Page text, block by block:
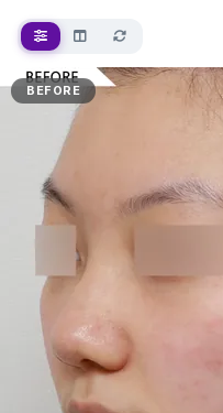
BEFORE